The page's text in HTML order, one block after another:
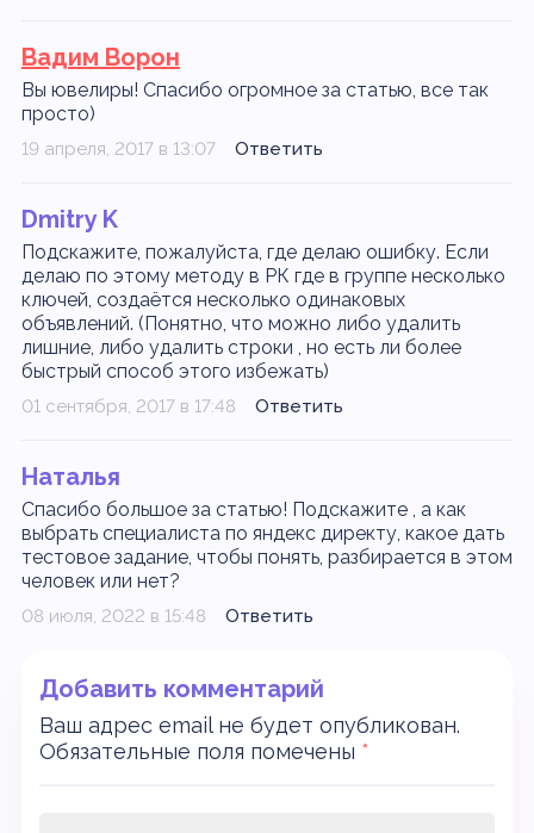
Вадим Ворон
Вы ювелиры! Спасибо огромное за статью, все так
просто)
19 апреля, 2017 в 13:07 Ответить
Dmitry K
Подскажите, пожалуйста, где делаю ошибку. Если
делаю по этому методу в РК где в группе несколько
ключей, создаётся несколько одинаковых
объявлений. (Понятно, что можно либо удалить
лишние, либо удалить строки , но есть ли более
быстрый способ этого избежать)
01 сентября, 2017 в 17:48 Ответить
Наталья
Спасибо большое за статью! Подскажите , а как
выбрать специалиста по яндекс директу, какое дать
тестовое задание, чтобы понять, разбирается в этом
человек или нет?
08 июля, 2022 в 15:48 Ответить
Добавить комментарий
Ваш адрес email не будет опубликован.
Обязательные поля помечены *